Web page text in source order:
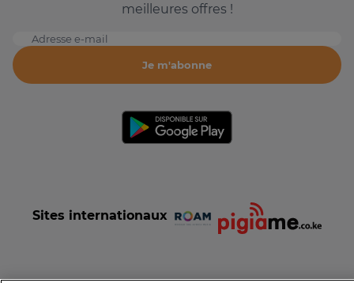
meilleures offres !
Adresse e-mail
Je m'abonne
Sites internationaux